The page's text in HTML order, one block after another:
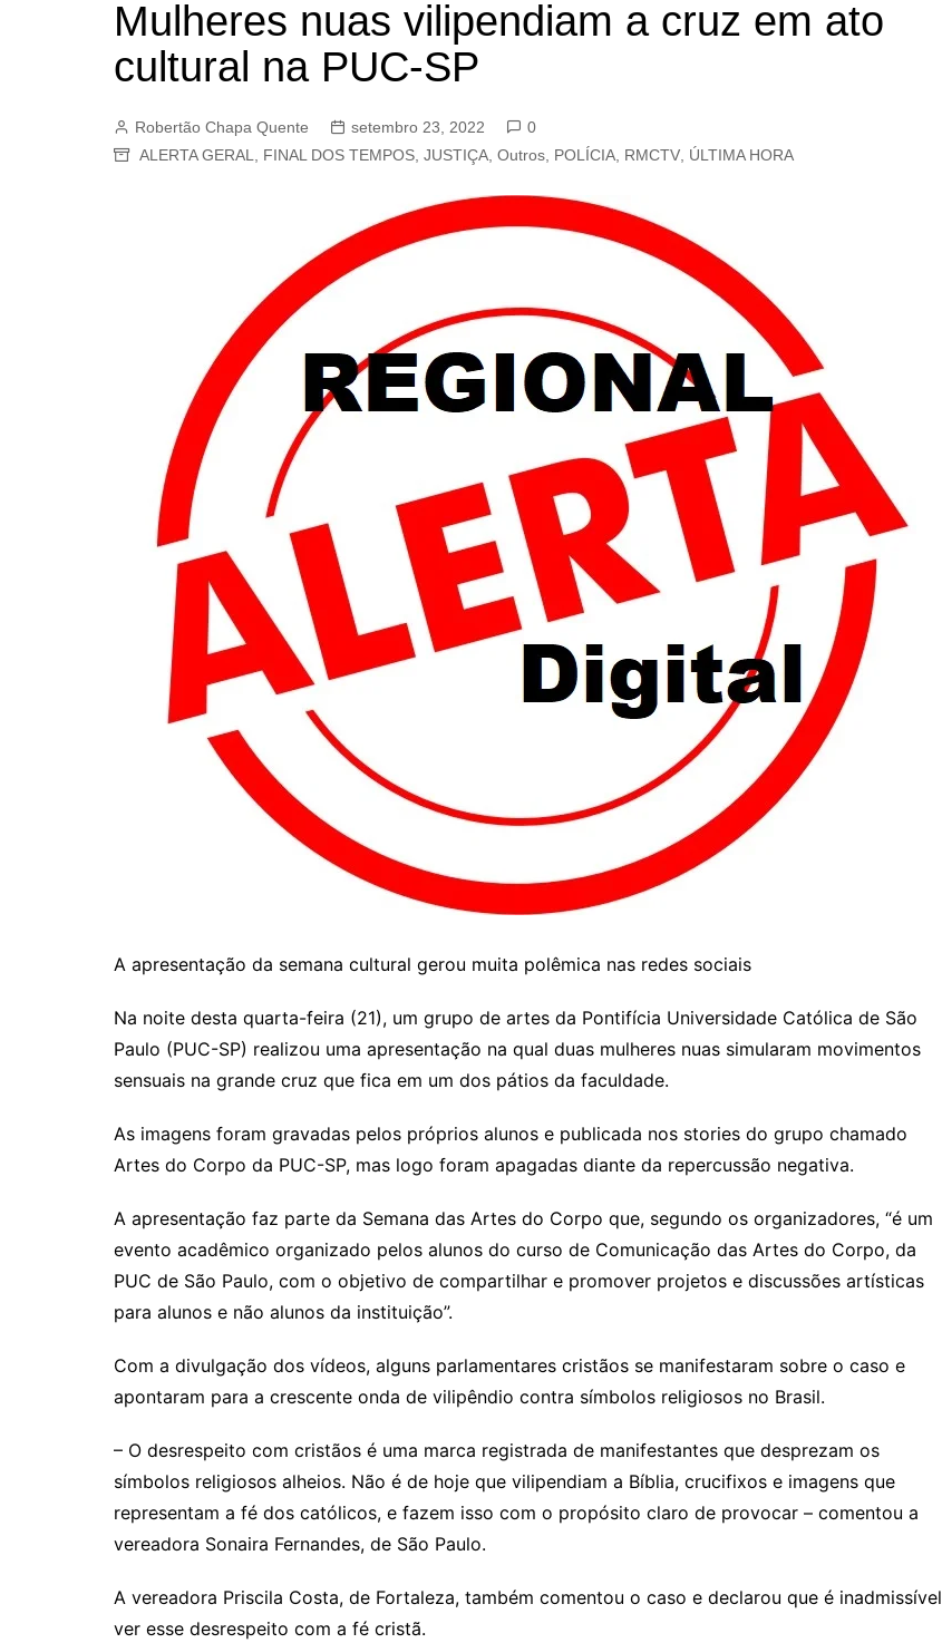
BARRETOS
CAMPINAS
JAGUARIÚNA
JUNDIAÍ
LIMEIRA
MOGI GUAÇU
PAULÍNIA
PEDREIRA
RIBEIRÃO PRETO
Mulheres nuas vilipendiam a cruz em ato
cultural na PUC-SP
Robertão Chapa Quente setembro 23, 2022
0
ALERTA GERAL
FINAL DOS TEMPOS JUSTIÇA Outros POLÍCIA RMCTV ÚLTIMA HORA
A apresentação da semana cultural gerou muita polêmica nas redes sociais
Na noite desta quarta-feira (21), um grupo de artes da Pontifícia Universidade Católica de São
Paulo (PUC-SP) realizou uma apresentação na qual duas mulheres nuas simularam movimentos
sensuais na grande cruz que fica em um dos pátios da faculdade.
As imagens foram gravadas pelos próprios alunos e publicada nos stories do grupo chamado
Artes do Corpo da PUC-SP, mas logo foram apagadas diante da repercussão negativa.
A apresentação faz parte da Semana das Artes do Corpo que, segundo os organizadores, “é um
evento acadêmico organizado pelos alunos do curso de Comunicação das Artes do Corpo, da
PUC de São Paulo, com o objetivo de compartilhar e promover projetos e discussões artísticas
para alunos e não alunos da instituição”.
Com a divulgação dos vídeos, alguns parlamentares cristãos se manifestaram sobre o caso e
apontaram para a crescente onda de vilipêndio contra símbolos religiosos no Brasil.
– O desrespeito com cristãos é uma marca registrada de manifestantes que desprezam os
símbolos religiosos alheios. Não é de hoje que vilipendiam a Bíblia, crucifixos e imagens que
representam a fé dos católicos, e fazem isso com o propósito claro de provocar – comentou a
vereadora Sonaira Fernandes, de São Paulo.
A vereadora Priscila Costa, de Fortaleza, também comentou o caso e declarou que é inadmissível
ver esse desrespeito com a fé cristã.